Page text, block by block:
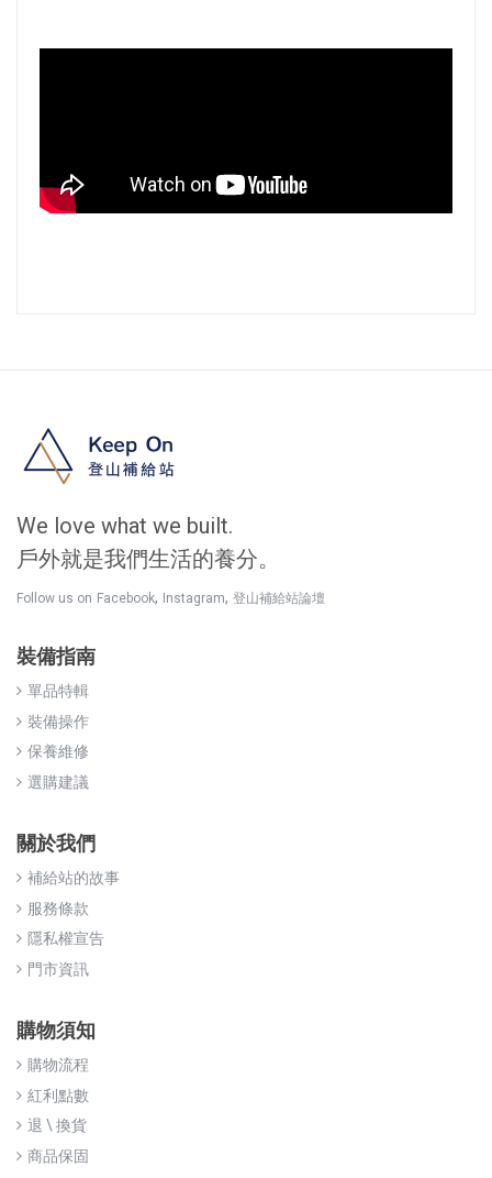
We love what we built.
戶外就是我們生活的養分。
Follow us on Facebook, Instagram, 登山補給站論壇
裝備指南
單品特輯
裝備操作
保養維修
選購建議
關於我們
補給站的故事
服務條款
隱私權宣告
門市資訊
購物須知
購物流程
紅利點數
退 \ 換貨
商品保固